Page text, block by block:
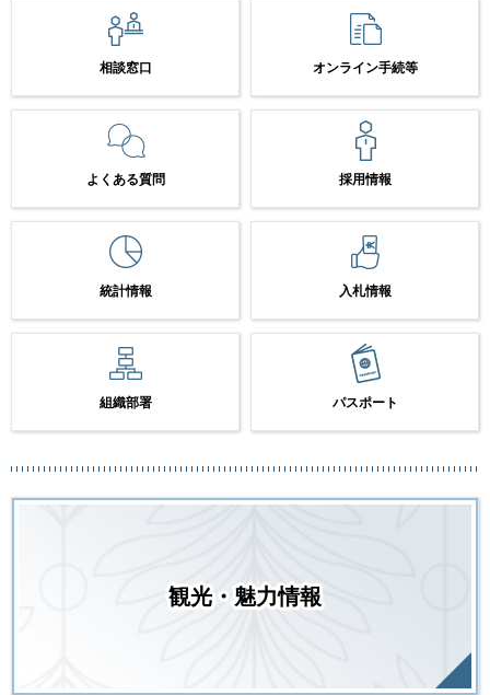
相談窓口 オンライン手続等
よくある質問 採用情報
統計情報 入札情報
組織部署 パスポート
観光・魅力情報